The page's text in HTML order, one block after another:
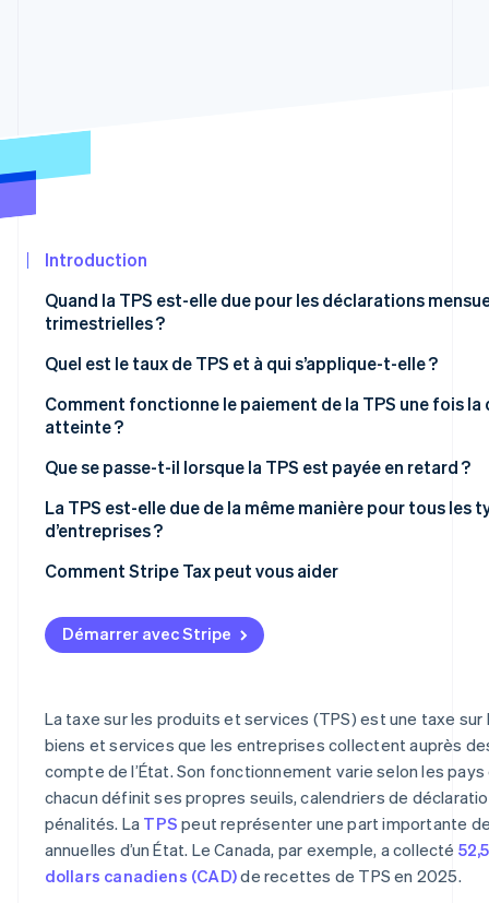
Élimination du carbone
Stripe Sessions 2026
Découvrez comment Stripe construit l’infrastructure
Regarder la vidéo
Introduction
Quand la TPS est-elle due pour les déclarations
trimestrielles ?
Quel est le taux de TPS et à qui s’applique-t-elle ?
Australie
Inde
Nouvelle-Zélande
Singapour
Papouasie-Nouvelle-Guinée
Comment fonctionne le paiement de la TPS une fois
atteinte ?
Que se passe-t-il lorsque la TPS est payée en retard ?
Australie
Canada
La TPS est-elle due de la même manière pour tous les
d’entreprises ?
Comment Stripe Tax peut vous aider
Démarrer avec Stripe
La taxe sur les produits et services (TPS) est une taxe sur
biens et services que les entreprises collectent auprès
compte de l’État. Son fonctionnement varie selon les pays
chacun définit ses propres seuils, calendriers de
pénalités. La TPS peut représenter une part importante
annuelles d’un État. Le Canada, par exemple, a collecté
dollars canadiens (CAD)de recettes de TPS en 2025.